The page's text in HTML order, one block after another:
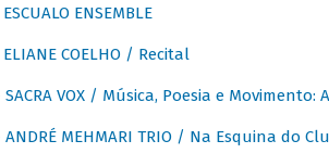
ESCUALO ENSEMBLE
ELIANE COELHO / Recital
SACRA VOX / Música, Poesia e
ANDRÉ MEHMARI TRIO / Na Esquina do